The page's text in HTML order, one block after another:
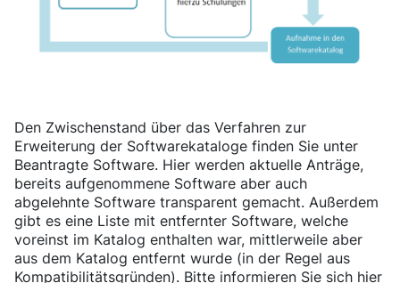
Den Zwischenstand über das Verfahren zur
Erweiterung der Softwarekataloge finden Sie unter
Beantragte Software. Hier werden aktuelle Anträge,
bereits aufgenommene Software aber auch
abgelehnte Software transparent gemacht. Außerdem
gibt es eine Liste mit entfernter Software, welche
voreinst im Katalog enthalten war, mittlerweile aber
aus dem Katalog entfernt wurde (in der Regel aus
Kompatibilitätsgründen). Bitte informieren Sie sich hier